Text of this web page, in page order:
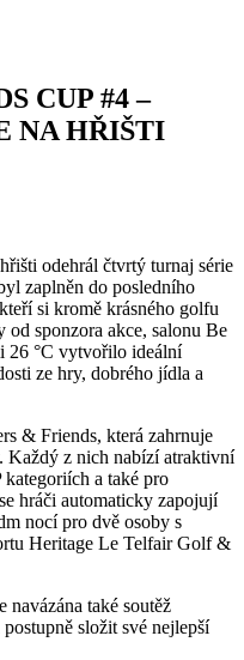
CUP #4 –
NA HŘIŠTI
odehrál čtvrtý turnaj série
zaplněn do posledního
si kromě krásného golfu
sponzora akce, salonu Be
26 °C vytvořilo ideální
ze hry, dobrého jídla a
& Friends, která zahrnuje
Každý z nich nabízí atraktivní
a také pro
hráči automaticky zapojují
nocí pro dvě osoby s
Heritage Le Telfair Golf &
také soutěž
složit své nejlepší